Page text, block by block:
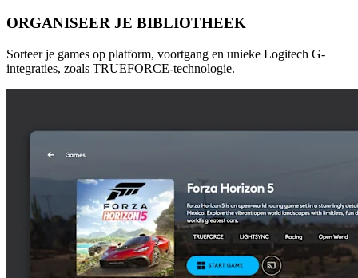
ORGANISEER JE BIBLIOTHEEK
Sorteer je games op platform, voortgang en unieke Logitech G-
integraties, zoals TRUEFORCE-technologie.